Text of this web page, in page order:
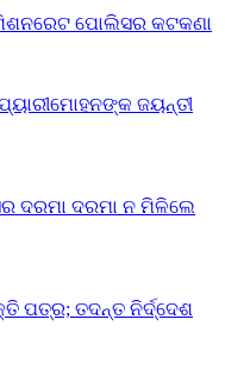
ପୋଲିସର କଟକଣା
ଜୟନ୍ତୀ
ଦରମା ଦରମା ନ ମିଳିଲେ
ପତ୍ର; ତଦନ୍ତ ନିର୍ଦ୍ଦେଶ